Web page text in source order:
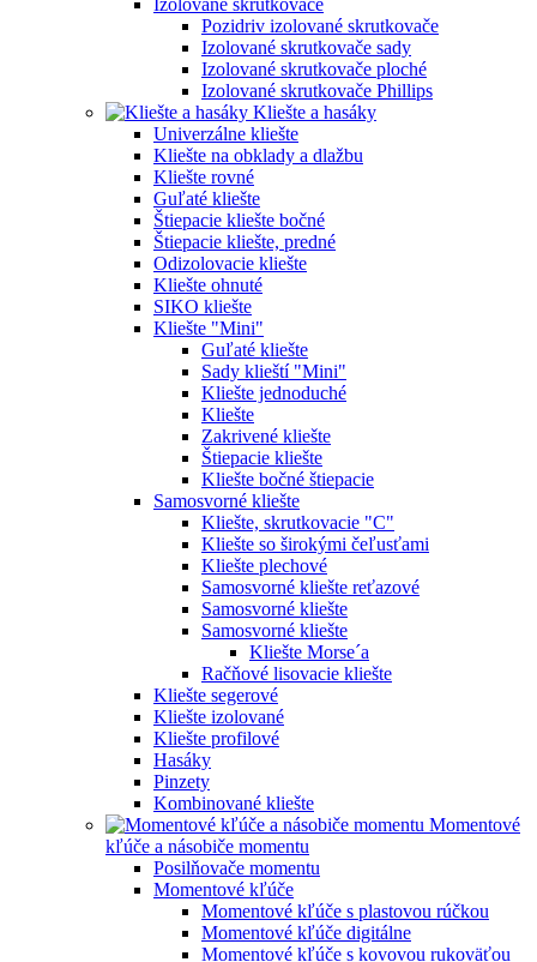
Pozidriv izolované skrutkovače
Izolované skrutkovače sady
Izolované skrutkovače ploché
Izolované skrutkovače Phillips
Kliešte a hasáky
Univerzálne kliešte
Kliešte na obklady a dlažbu
Kliešte rovné
Guľaté kliešte
Štiepacie kliešte bočné
Štiepacie kliešte, predné
Odizolovacie kliešte
Kliešte ohnuté
SIKO kliešte
Kliešte "Mini"
Guľaté kliešte
Sady klieští "Mini"
Kliešte jednoduché
Kliešte
Zakrivené kliešte
Štiepacie kliešte
Kliešte bočné štiepacie
Samosvorné kliešte
Kliešte, skrutkovacie "C"
Kliešte so širokými čeľusťami
Kliešte plechové
Samosvorné kliešte reťazové
Samosvorné kliešte
Samosvorné kliešte
Kliešte Morse´a
Račňové lisovacie kliešte
Kliešte segerové
Kliešte izolované
Kliešte profilové
Hasáky
Pinzety
Kombinované kliešte
Momentové
kľúče a násobiče momentu
Posilňovače momentu
Momentové kľúče
Momentové kľúče s plastovou rúčkou
Momentové kľúče digitálne
Momentové kľúče s kovovou rukoväťou